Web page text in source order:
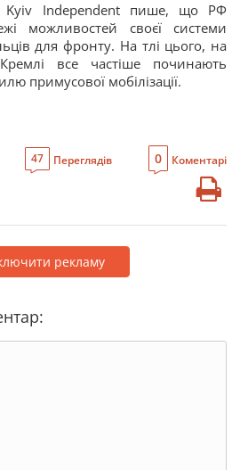
Kyiv Independent пише, що РФ
можливостей своєї системи
для фронту. На тлі цього, на
все частіше починають
примусової мобілізації.
47 Переглядів 0 Коментарі
рекламу